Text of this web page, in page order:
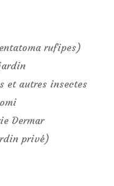
rufipes)
et autres insectes
Dermar
privé)